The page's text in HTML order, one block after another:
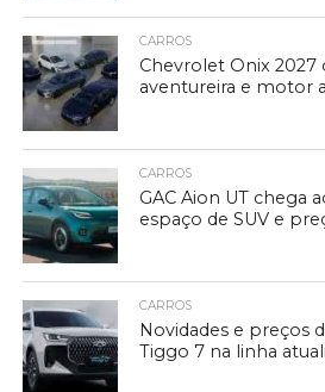
CARROS
Chevrolet Onix 2027
aventureira e motor
CARROS
GAC Aion UT chega
espaço de SUV e
CARROS
Novidades e preços
Tiggo 7 na linha